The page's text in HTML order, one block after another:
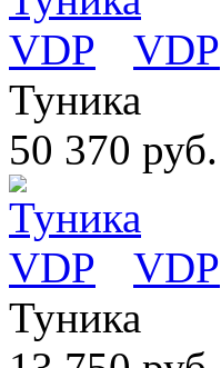
VDP
Туника
50 370 руб.
VDP
Туника